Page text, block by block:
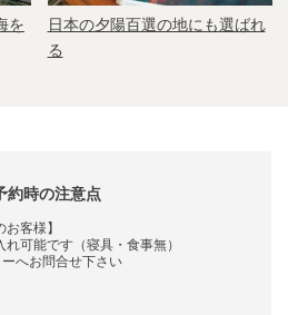
を
日本の夕陽百選の地にも選ばれ
る
約時の注意点
客様】
可能です（寝具・食事無）
へお問合せ下さい